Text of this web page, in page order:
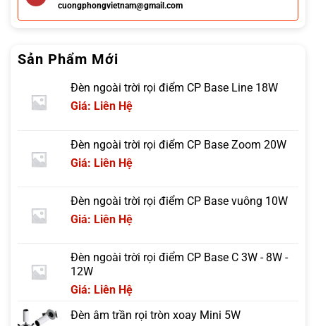
cuongphongvietnam@gmail.com
Sản Phẩm Mới
Đèn ngoài trời rọi điểm CP Base Line 18W
Giá: Liên Hệ
Đèn ngoài trời rọi điểm CP Base Zoom 20W
Giá: Liên Hệ
Đèn ngoài trời rọi điểm CP Base vuông 10W
Giá: Liên Hệ
Đèn ngoài trời rọi điểm CP Base C 3W - 8W -
12W
Giá: Liên Hệ
Đèn âm trần rọi tròn xoay Mini 5W